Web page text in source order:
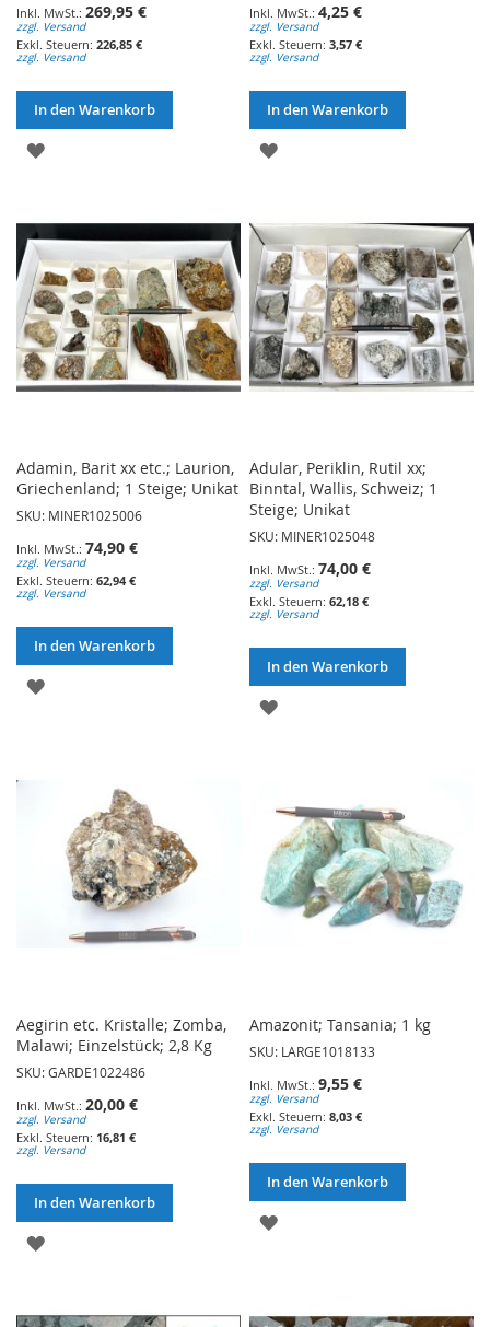
269,95 €
zzgl. Versand
226,85 €
zzgl. Versand
In den Warenkorb
ZUR
HINZUFÜGEN
4,25 €
zzgl. Versand
3,57 €
zzgl. Versand
In den Warenkorb
ZUR
HINZUFÜGEN
Adamin, Barit xx etc.; Laurion,
Griechenland; 1 Steige; Unikat
SKU: MINER1025006
74,90 €
zzgl. Versand
62,94 €
zzgl. Versand
In den Warenkorb
ZUR
Adular, Periklin, Rutil xx;
Binntal, Wallis, Schweiz; 1
Steige; Unikat
SKU: MINER1025048
74,00 €
zzgl. Versand
62,18 €
zzgl. Versand
In den Warenkorb
ZUR
Aegirin etc. Kristalle; Zomba,
Malawi; Einzelstück; 2,8 Kg
SKU: GARDE1022486
20,00 €
zzgl. Versand
16,81 €
zzgl. Versand
In den Warenkorb
ZUR
HINZUFÜGEN
Amazonit; Tansania; 1 kg
SKU: LARGE1018133
9,55 €
zzgl. Versand
8,03 €
zzgl. Versand
In den Warenkorb
ZUR